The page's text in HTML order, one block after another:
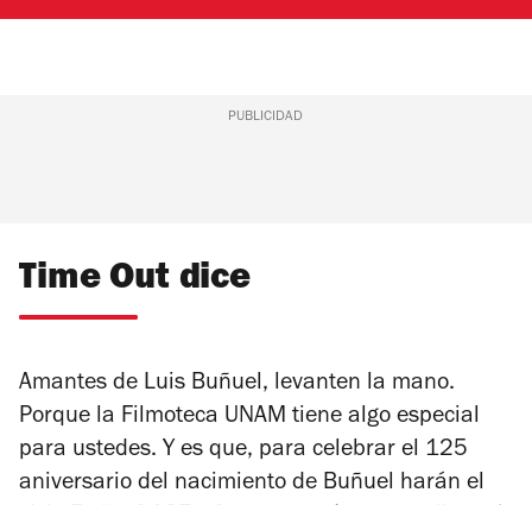
PUBLICIDAD
Time Out dice
Amantes de Luis Buñuel, levanten la mano.
Porque la Filmoteca UNAM tiene algo especial
para ustedes. Y es que, para celebrar el 125
aniversario del nacimiento de Buñuel harán el